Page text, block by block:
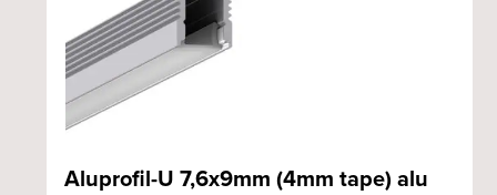
Aluprofil-U 7,6x9mm (4mm tape) alu